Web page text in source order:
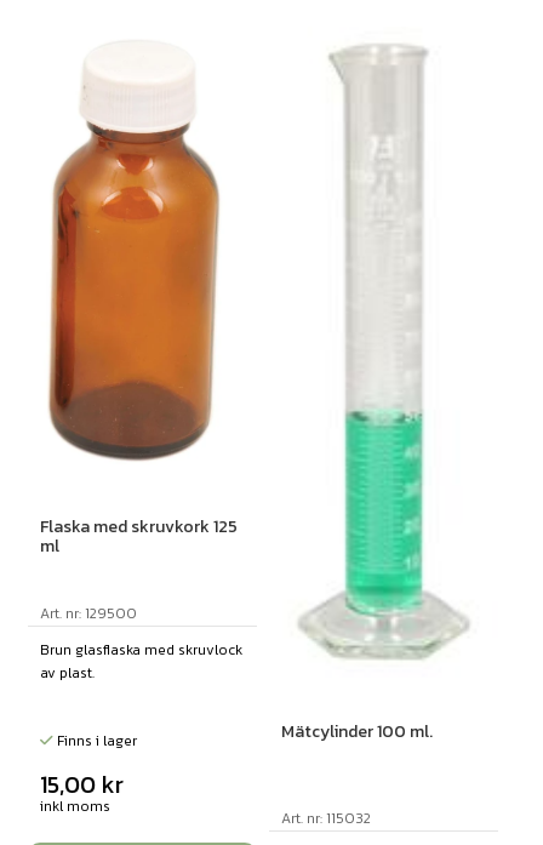
Flaska med skruvkork 125
ml
Art. nr: 129500
Brun glasflaska med skruvlock
av plast.
Finns i lager
15,00 kr
inkl moms
Mätcylinder 100 ml.
Art. nr: 115032